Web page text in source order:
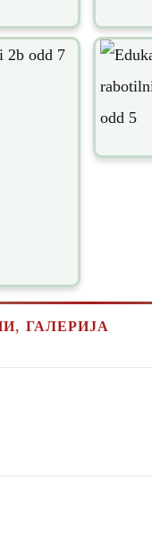
, ГАЛЕРИЈА